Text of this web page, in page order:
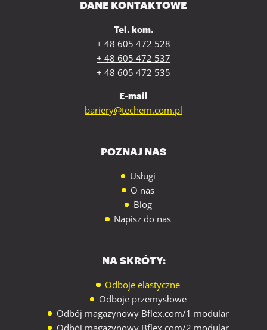
DANE KONTAKTOWE
Tel. kom.
+ 48 605 472 528
+ 48 605 472 537
+ 48 605 472 535
E-mail
bariery@techem.com.pl
POZNAJ NAS
Usługi
O nas
Blog
Napisz do nas
NA SKRÓTY:
Odboje elastyczne
Odboje przemysłowe
Odbój magazynowy Bflex.com/1 modular
Odbój magazynowy Bflex.com/2 modular